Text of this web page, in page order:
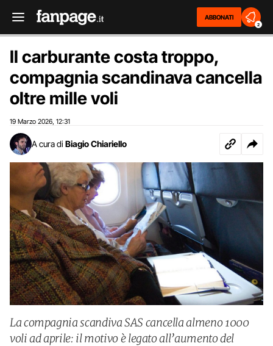
ABBONATI
2
Il carburante costa troppo,
compagnia scandinava cancella
oltre mille voli
19 Marzo 2026 12:31
A cura di Biagio Chiariello
La compagnia scandiva SAS cancella almeno 1000
voli ad aprile: il motivo è legato all’aumento del